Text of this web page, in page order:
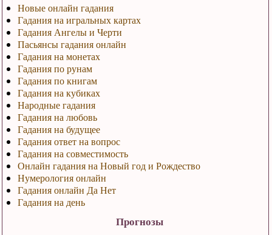
Новые онлайн гадания
Гадания на игральных картах
Гадания Ангелы и Черти
Пасьянсы гадания онлайн
Гадания на монетах
Гадания по рунам
Гадания по книгам
Гадания на кубиках
Народные гадания
Гадания на любовь
Гадания на будущее
Гадания ответ на вопрос
Гадания на совместимость
Онлайн гадания на Новый год и Рождество
Нумерология онлайн
Гадания онлайн Да Нет
Гадания на день
Прогнозы